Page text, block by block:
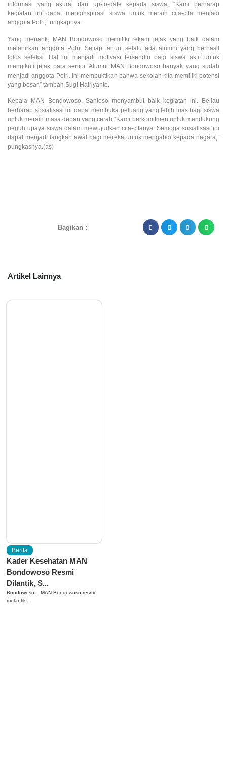
informasi yang akurat dan up-to-date kepada siswa. “Kami berharap
kegiatan ini dapat menginspirasi siswa untuk meraih cita-cita menjadi
anggota Polri,” ungkapnya.
Yang menarik, MAN Bondowoso memiliki rekam jejak yang baik dalam
melahirkan anggota Polri. Setiap tahun, selalu ada alumni yang berhasil
lolos seleksi. Hal ini menjadi motivasi tersendiri bagi siswa aktif untuk
mengikuti jejak para senior.“Alumni MAN Bondowoso banyak yang sudah
menjadi anggota Polri. Ini membuktikan bahwa sekolah kita memiliki potensi
yang besar,” tambah Sugi Hairiyanto.
Kepala MAN Bondowoso, Santoso menyambut baik kegiatan ini. Beliau
berharap sosialisasi ini dapat membuka peluang yang lebih luas bagi siswa
untuk meraih masa depan yang cerah.“Kami berkomitmen untuk mendukung
penuh upaya siswa dalam mewujudkan cita-citanya. Semoga sosialisasi ini
dapat menjadi langkah awal bagi mereka untuk mengabdi kepada negara,”
pungkasnya.(as)
Bagikan :
Artikel Lainnya
Berita
Kader Kesehatan MAN
Bondowoso Resmi
Dilantik, S...
Bondowoso – MAN Bondowoso resmi
melantik...